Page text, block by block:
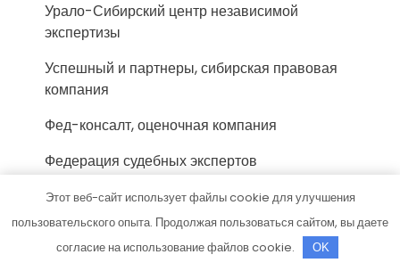
Урало-Сибирский центр независимой
экспертизы
Успешный и партнеры, сибирская правовая
компания
Фед-консалт, оценочная компания
Федерация судебных экспертов
Федерация Судебных Экспертов
Федерация Судебных Экспертов, г. Кострома
Этот веб-сайт использует файлы cookie для улучшения
пользовательского опыта. Продолжая пользоваться сайтом, вы даете
согласие на использование файлов cookie.
OK